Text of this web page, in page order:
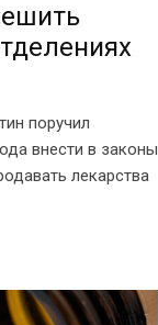
поручил
внести в законы
лекарства